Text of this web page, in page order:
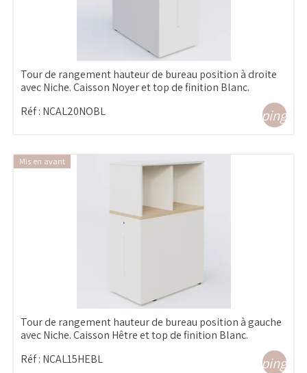
Tour de rangement hauteur de bureau position à droite
avec Niche. Caisson Noyer et top de finition Blanc.
Réf : NCAL20NOBL
Mis en avant
Tour de rangement hauteur de bureau position à gauche
avec Niche. Caisson Hêtre et top de finition Blanc.
Réf : NCAL15HEBL